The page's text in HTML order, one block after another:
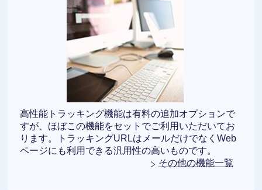
高性能トラッキング機能は有料の追加オプションで
すが、ほぼこの機能をセットでご利用いただいてお
ります。トラッキングURLはメールだけでなくWeb
ページにも利用できる汎用性の高いものです。
その他の機能一覧